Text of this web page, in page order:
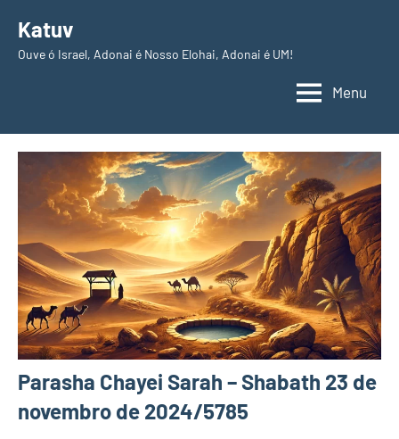
paraKatuv
Ouve ó Israel, Adonai é Nosso Elohai, Adonai é UM!
Menu
Parasha Chayei Sarah – Shabath 23 de
novembro de 2024/5785